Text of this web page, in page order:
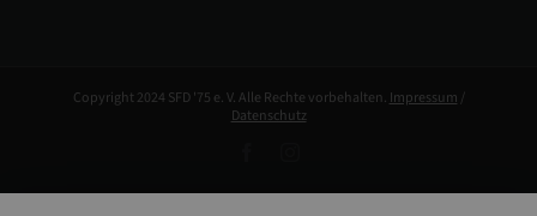
Copyright 2024 SFD '75 e. V. Alle Rechte vorbehalten.Impressum /
Datenschutz